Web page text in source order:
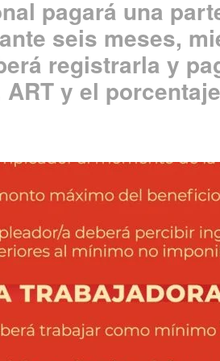
pagará una
seis meses,
registrarla y
y el